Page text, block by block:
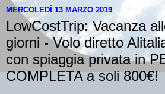
MERCOLEDÌ 13 MARZO 2019
LowCostTrip: Vacanza
giorni - Volo diretto
con spiaggia privata in
COMPLETA a soli 800€!